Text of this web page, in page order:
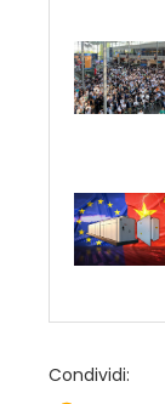
Condividi: